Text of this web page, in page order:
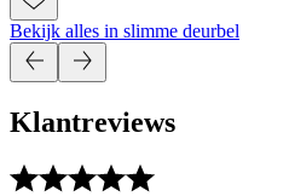
Bekijk alles in slimme deurbel
Klantreviews